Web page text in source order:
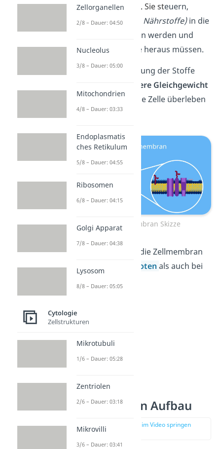
Membranproteine . Siesteuern,
welche Stoffe (z. B. Nährstoffe)in die
Zelle hineingelassen werden und
welche Abfallstoffe heraus müssen.
Die gezielte Steuerung der Stoffe
innere Gleichgewicht
der Zelle, sodass die Zelle überleben
kann.
Die Zellmembran Skizze
Du findest die Zellmembran
sowohl bei
Eukaryotenals auch bei
Zellmembran Aufbau
zur Stelle im Video springen
Zellorganellen
2/8 – Dauer: 04:50
Nucleolus
3/8 – Dauer: 05:00
Mitochondrien
4/8 – Dauer: 03:33
Endoplasmatis
ches Retikulum
5/8 – Dauer: 04:55
Ribosomen
6/8 – Dauer: 04:15
Golgi Apparat
7/8 – Dauer: 04:38
Lysosom
8/8 – Dauer: 05:05
Cytologie
Zellstrukturen
Mikrotubuli
1/6 – Dauer: 05:28
Zentriolen
2/6 – Dauer: 03:18
Mikrovilli
3/6 – Dauer: 03:41